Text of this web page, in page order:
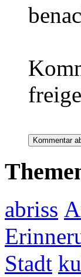
abriss
Stadt